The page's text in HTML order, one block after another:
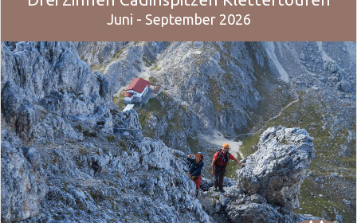
Juni - September 2026